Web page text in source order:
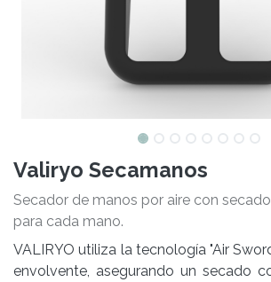
Valiryo Secamanos
Secador de manos por aire con
para cada mano.
VALIRYO utiliza la tecnología "Air
envolvente, asegurando un secado